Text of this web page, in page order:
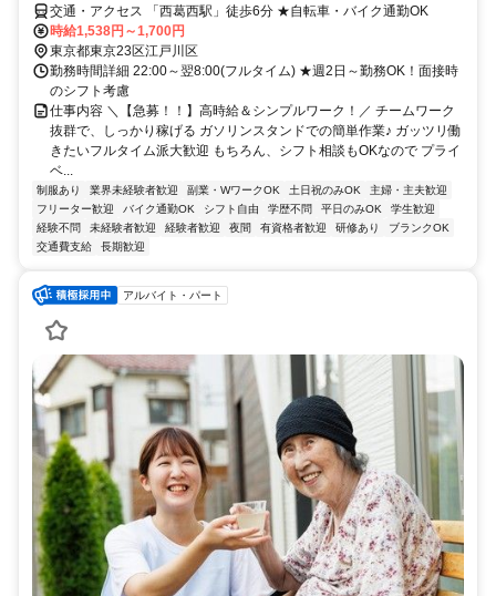
交通・アクセス 「西葛西駅」徒歩6分 ★自転車・バイク通勤OK
時給1,538円～1,700円
東京都東京23区江戸川区
勤務時間詳細 22:00～翌8:00(フルタイム) ★週2日～勤務OK！面接時
のシフト考慮
仕事内容 ＼【急募！！】高時給＆シンプルワーク！／ チームワーク
抜群で、しっかり稼げる ガソリンスタンドでの簡単作業♪ ガッツリ働
きたいフルタイム派大歓迎 もちろん、シフト相談もOKなので プライ
ベ...
制服あり 業界未経験者歓迎 副業・WワークOK 土日祝のみOK
主婦・主夫歓迎
フリーター歓迎
バイク通勤OK シフト自由 学歴不問 平日のみOK
学生歓迎
経験不問
未経験者歓迎 経験者歓迎 夜間 有資格者歓迎 研修あり
ブランクOK
交通費支給
長期歓迎
アルバイト・パート